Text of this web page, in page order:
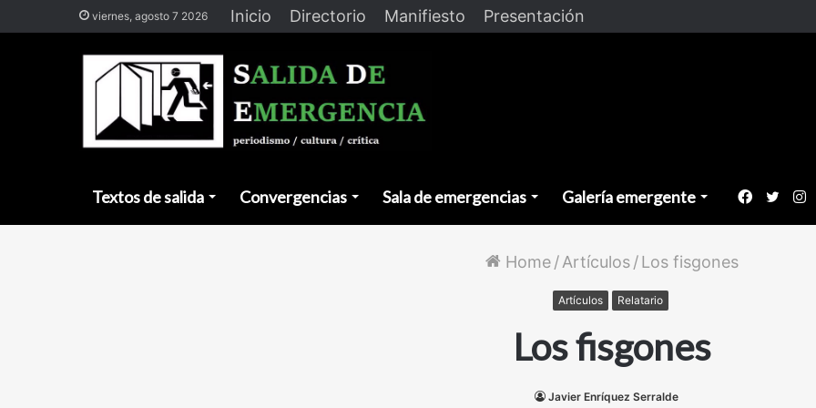
viernes, agosto 7 2026 Inicio Directorio Manifiesto Presentación
Textos de salida Convergencias Sala de emergencias Galería emergente Facebook
Home/Artículos/Los fisgones
Artículos Relatario
Los fisgones
Javier Enríquez Serralde